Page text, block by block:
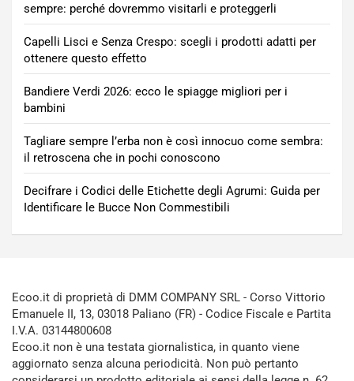
sempre: perché dovremmo visitarli e proteggerli
Capelli Lisci e Senza Crespo: scegli i prodotti adatti per
ottenere questo effetto
Bandiere Verdi 2026: ecco le spiagge migliori per i
bambini
Tagliare sempre l’erba non è così innocuo come sembra:
il retroscena che in pochi conoscono
Decifrare i Codici delle Etichette degli Agrumi: Guida per
Identificare le Bucce Non Commestibili
Ecoo.it di proprietà di DMM COMPANY SRL - Corso Vittorio
Emanuele II, 13, 03018 Paliano (FR) - Codice Fiscale e Partita
I.V.A. 03144800608
Ecoo.it non è una testata giornalistica, in quanto viene
aggiornato senza alcuna periodicità. Non può pertanto